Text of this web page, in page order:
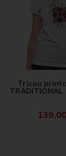
Tricou
TRADITIONAL
139,00